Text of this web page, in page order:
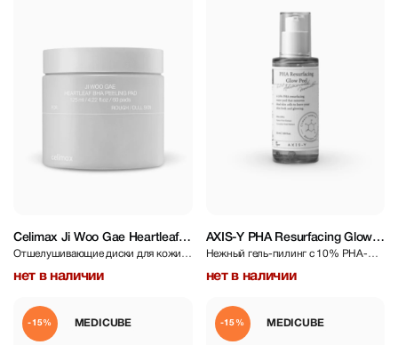
Celimax Ji Woo Gae Heartleaf
BHA Peeling Pad 60 pcs
Отшелушивающие диски для кожи с
нет в наличии
AXIS-Y PHA Resurfacing Glow
Peel 50 ml
Нежный гель-пилинг с 10% PHA-
нет в наличии
MEDICUBE
-15% MEDICUBE
-15%